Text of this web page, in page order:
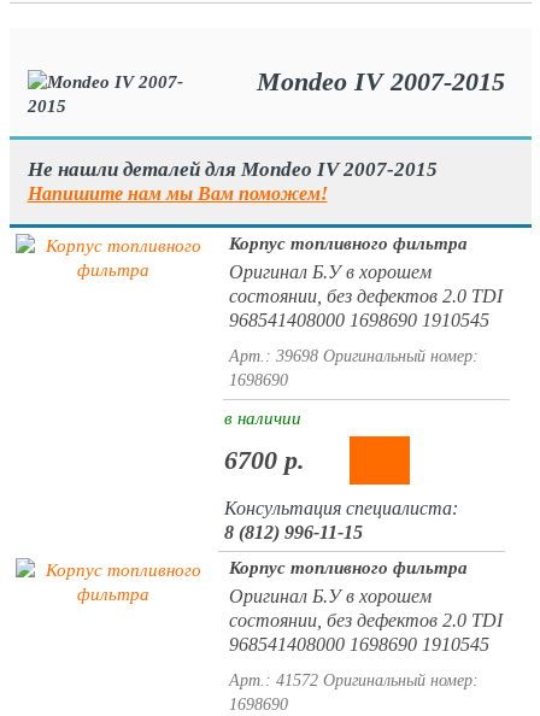
Mondeo IV 2007-2015
Не нашли деталей для Mondeo IV 2007-2015
Напишите нам мы Вам поможем!
Корпус топливного фильтра
Оригинал Б.У в хорошем
состоянии, без дефектов 2.0 TDI
968541408000 1698690 1910545
Арт.: 39698 Оригинальный номер:
1698690
в наличии
6700 р.
Консультация специалиста:
8 (812) 996-11-15
Корпус топливного фильтра
Оригинал Б.У в хорошем
состоянии, без дефектов 2.0 TDI
968541408000 1698690 1910545
Арт.: 41572 Оригинальный номер:
1698690